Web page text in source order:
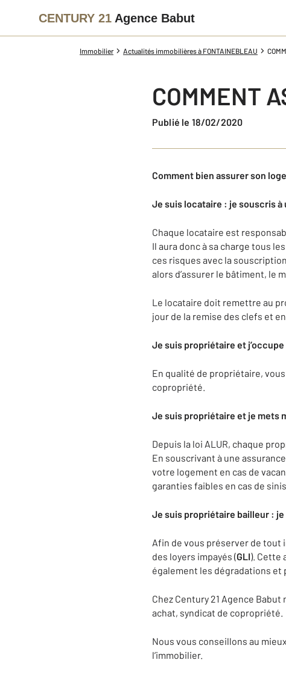
CENTURY 21 Agence Babut
Immobilier Actualités immobilières à FONTAINEBLEAU
COMMENT
Publié le 18/02/2020
Comment bien assurer son
Je suis locataire : je souscris
Chaque locataire est
Il aura donc à sa charge tous
ces risques avec la
alors d’assurer le bâtiment, le
Le locataire doit remettre au
jour de la remise des clefs et
Je suis propriétaire et
En qualité de propriétaire,
copropriété.
Je suis propriétaire et je mets
Depuis la loi ALUR, chaque
En souscrivant à une
votre logement en cas de
garanties faibles en cas de
Je suis propriétaire bailleur :
Afin de vous préserver de tout
des loyers impayés (GLI). Cette
également les dégradations et
Chez Century 21 Agence
achat, syndicat de copropriété.
Nous vous conseillons au
l’immobilier.